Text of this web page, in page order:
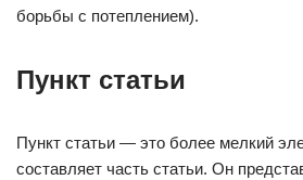
борьбы с потеплением).
Пункт статьи
Пункт статьи — это более мелкий
составляет часть статьи. Он